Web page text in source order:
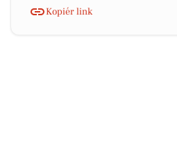
Kopiér link